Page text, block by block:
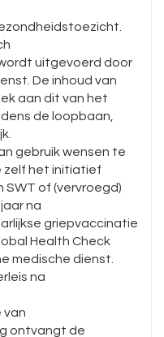
uitgevoerd door
De inhoud van
aan dit van het
de loopbaan,
gebruik wensen te
zelf het initiatief
SWT of (vervroegd)
na
griepvaccinatie
Health Check
medische dienst.
na
van
ontvangt de